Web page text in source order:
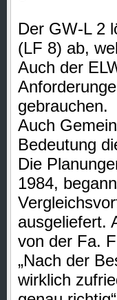
Der GW-L 2
(LF 8) ab,
Auch der
gebrauchen.
Auch
Bedeutung
Die
1984,
ausgeliefert.
von der Fa.
„Nach der
wirklich